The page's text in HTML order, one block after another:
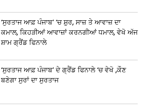
‘ਸੁਰਤਾਜ ਆਫ਼ ਪੰਜਾਬ’ ‘ਚ ਸ਼ੁਰ, ਸਾਜ਼ ਤੇ ਆਵਾਜ਼ ਦਾ
ਕਮਾਲ, ਕਿਹੜੀਆਂ ਆਵਾਜ਼ਾਂ ਕਰਨਗੀਆਂ ਧਮਾਲ, ਵੇਖੋ ਅੱਜ
ਸ਼ਾਮ ਗ੍ਰੈਂਡ ਫਿਨਾਲੇ
‘ਸੁਰਤਾਜ ਆਫ਼ ਪੰਜਾਬ’ ਦੇ ਗ੍ਰੈਂਡ ਫਿਨਾਲੇ ‘ਚ ਵੇਖੋ ,ਕੌਣ
ਬਣੇਗਾ ਸੁਰਾਂ ਦਾ ਸੁਰਤਾਜ